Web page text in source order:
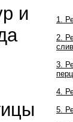
и
1.
2.
3.
4.
5.